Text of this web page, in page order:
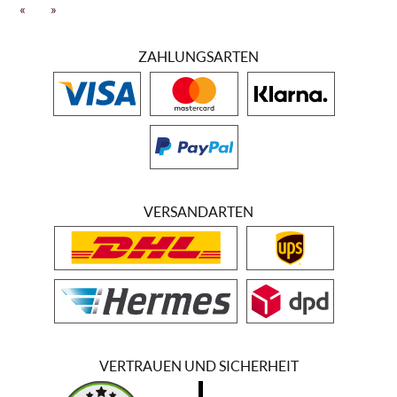
Dabei unterliegt er mehrfach einem "racking-Prozess", um den Wein
zu klären und den Geschmack zu verfeinern. Weinkenner loben die
rubinrote Farbe, den dezenten Duft von Veilchen und roten Beeren
des Chateau La Tonnelle. Vom Geschmack her ist er sehr vollmundig
und elegant. Er weist ein langes und seidiges Finale auf. Nach Jahren
werden die Tanine weicher und geben den Weg frei für einen
« »
ZAHLUNGSARTEN
VERSANDARTEN
VERTRAUEN UND SICHERHEIT